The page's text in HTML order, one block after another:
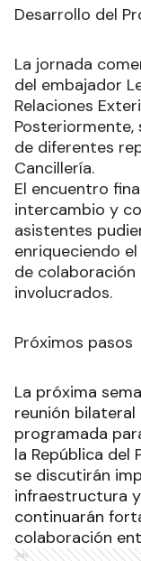
Desarrollo del
La jornada
del embajador
Relaciones
Posteriormente,
de diferentes
Cancillería.
El encuentro
intercambio y
asistentes
enriqueciendo
de
involucrados.
Próximos pasos
La próxima
reunión
programada
la República del
se discutirán
infraestructura
continuarán
colaboración
Ads